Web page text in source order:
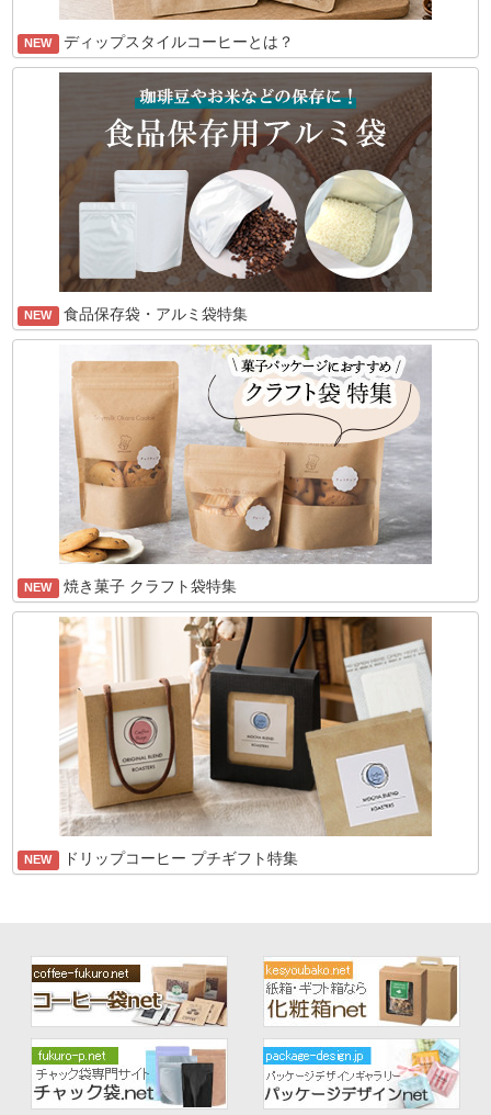
NEW ディップスタイルコーヒーとは？
NEW 食品保存袋・アルミ袋特集
NEW 焼き菓子 クラフト袋特集
NEW ドリップコーヒー プチギフト特集